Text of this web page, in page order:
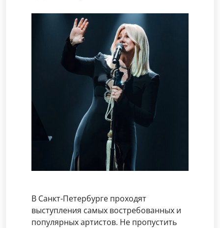
В Санкт-Петербурге проходят
выступления самых востребованных и
популярных артистов. Не пропустить